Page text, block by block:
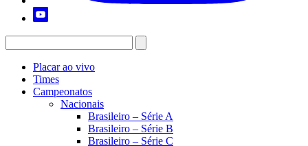
Placar ao vivo
Times
Campeonatos
Nacionais
Brasileiro – Série A
Brasileiro – Série B
Brasileiro – Série C